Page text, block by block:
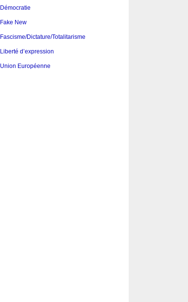
Démocratie
Fake New
Fascisme/Dictature/Totalitarisme
Liberté d’expression
Union Européenne